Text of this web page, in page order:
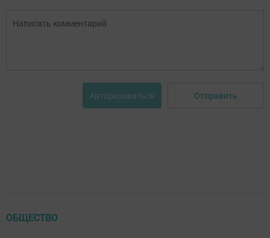
Авторизоваться Отправить
ОБЩЕСТВО